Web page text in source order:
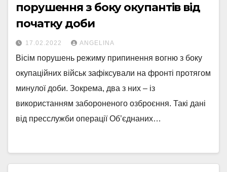
порушення з боку окупантів від
початку доби
17.02.2022 ANGELINA
Вісім порушень режиму припинення вогню з боку
окупаційних військ зафіксували на фронті протягом
минулої доби. Зокрема, два з них – із
використанням забороненого озброєння. Такі дані
від пресслужби операції Об’єднаних…